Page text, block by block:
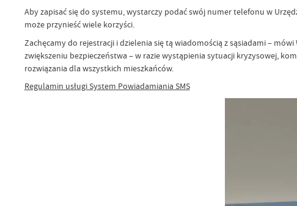
Aby zapisać się do systemu, wystarczy podać swój numer telefonu w
może przynieść wiele korzyści.
Zachęcamy do rejestracji i dzielenia się tą wiadomością z sąsiadami –
zwiększeniu bezpieczeństwa – w razie wystąpienia sytuacji kryzysowej,
rozwiązania dla wszystkich mieszkańców.
Regulamin usługi System Powiadamiania SMS